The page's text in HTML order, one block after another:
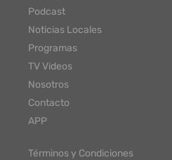
Podcast
Noticias Locales
Programas
TV Videos
Nosotros
Contacto
APP
Términos y Condiciones